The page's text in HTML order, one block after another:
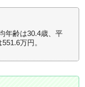
年齢は30.4歳、平
万円。